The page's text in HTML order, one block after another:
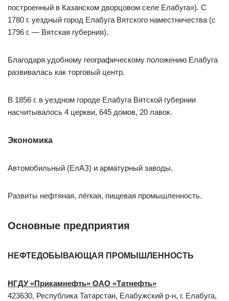
построенный в Казанском дворцовом селе Елабуга»). С
1780 г. уездный город Елабуга Вятского наместничества (с
1796 г. — Вятская губерния).
Благодаря удобному географическому положению Елабуга
развивалась как торговый центр.
В 1856 г. в уездном городе Елабуга Вятской губернии
насчитывалось 4 церкви, 645 домов, 20 лавок.
Экономика
Автомобильный (ЕлАЗ) и арматурный заводы.
Развиты нефтяная, лёгкая, пищевая промышленность.
Основные предприятия
НЕФТЕДОБЫВАЮЩАЯ ПРОМЫШЛЕННОСТЬ
НГДУ «Прикамнефть» ОАО «Татнефть»
423630, Республика Татарстан, Елабужский р-н, г. Елабуга,